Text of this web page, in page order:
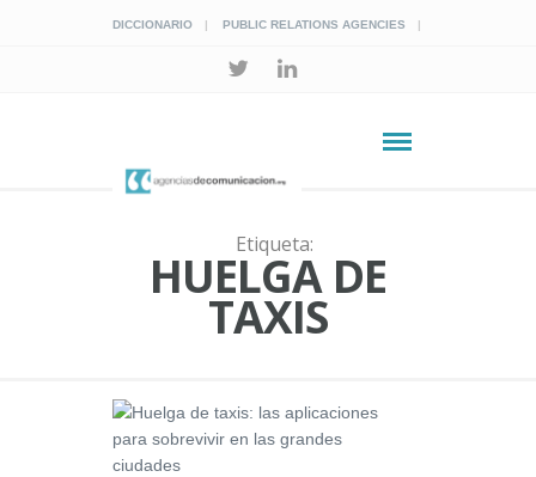
DICCIONARIO PUBLIC RELATIONS AGENCIES
Etiqueta:
HUELGA DE
TAXIS